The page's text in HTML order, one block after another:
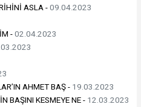
ASLA -09.04.2023
-02.04.2023
AHMET BAŞ - 19.03.2023
BAŞINI KESMEYE NE - 12.03.2023